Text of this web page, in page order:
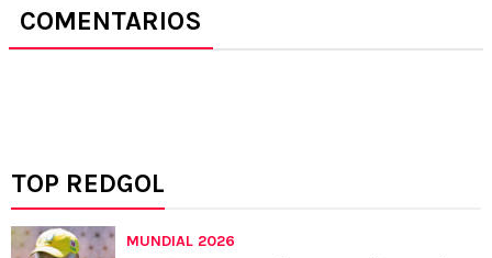
COMENTARIOS
TOP REDGOL
MUNDIAL 2026